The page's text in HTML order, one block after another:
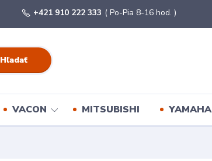
Hľadať
+421 910 222 333 ( Po-Pia 8-16 hod. )
VACON MITSUBISHI YAMAHA